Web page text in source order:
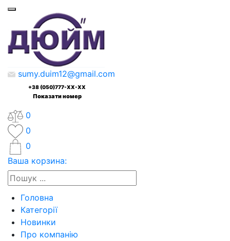
sumy.duim12@gmail.com
+38 (050)777-XX-XX
Показати номер
0
0
0
Ваша корзина:
Головна
Категорії
Новинки
Про компанію